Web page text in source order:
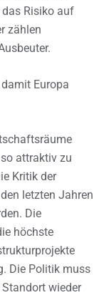
das Risiko auf
zählen
Europa
attraktiv zu
Kritik der
letzten Jahren
Die
höchste
Die Politik muss
wieder